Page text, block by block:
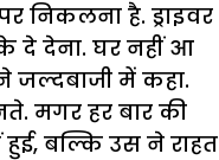
निकलना है. ड्राइवर
दे देना. घर नहीं आ
जल्दबाजी में कहा.
मगर हर बार की
हुई, बल्कि उस ने राहत